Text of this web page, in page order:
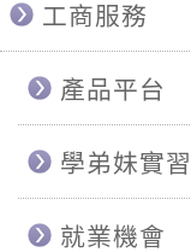
工商服務
產品平台
學弟妹實習
就業機會